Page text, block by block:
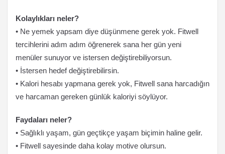
Kolaylıkları neler?
• Ne yemek yapsam diye düşünmene gerek yok. Fitwell
tercihlerini adım adım öğrenerek sana her gün yeni
menüler sunuyor ve istersen değiştirebiliyorsun.
• İstersen hedef değiştirebilirsin.
• Kalori hesabı yapmana gerek yok, Fitwell sana harcadığın
ve harcaman gereken günlük kaloriyi söylüyor.
Faydaları neler?
• Sağlıklı yaşam, gün geçtikçe yaşam biçimin haline gelir.
• Fitwell sayesinde daha kolay motive olursun.